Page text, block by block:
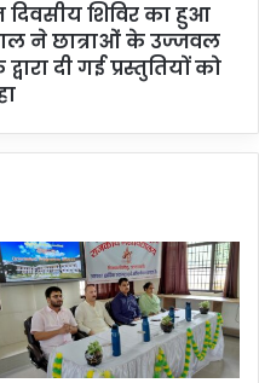
दिवसीय शिविर का हुआ
ने छात्राओं के उज्जवल
दी गई प्रस्तुतियों को